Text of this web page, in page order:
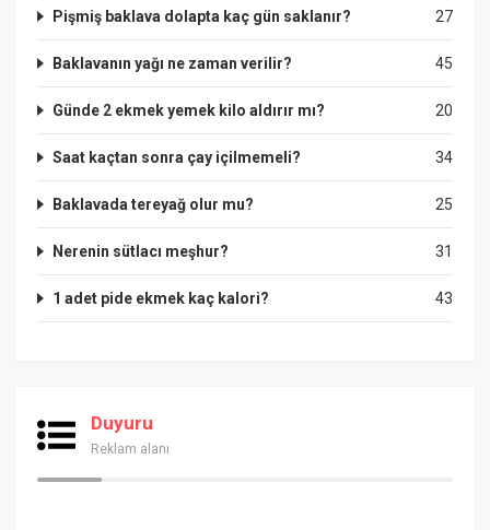
27
Pişmiş baklava dolapta kaç gün saklanır?
45
Baklavanın yağı ne zaman verilir?
20
Günde 2 ekmek yemek kilo aldırır mı?
34
Saat kaçtan sonra çay içilmemeli?
25
Baklavada tereyağ olur mu?
31
Nerenin sütlacı meşhur?
43
1 adet pide ekmek kaç kalori?
Duyuru
Reklam alanı